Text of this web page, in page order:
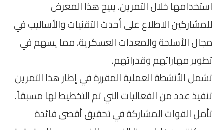
استخدامها خلال التمرين. يتيح هذا المعرض
للمشاركين الاطلاع على أحدث التقنيات والأساليب في
مجال الأسلحة والمعدات العسكرية، مما يسهم في
تطوير مهاراتهم وقدراتهم.
تشمل الأنشطة العملية المقررة في إطار هذا التمرين
تنفيذ عدد من الفعاليات التي تم التخطيط لها مسبقاً.
تأمل القوات المشاركة في تحقيق أقصى فائدة